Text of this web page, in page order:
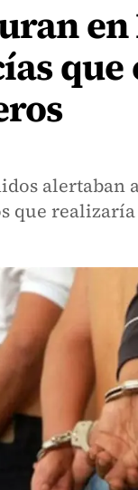
que
alertaban
que